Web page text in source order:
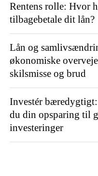
Rentens rolle: Hvor
tilbagebetale dit lån?
Lån og
økonomiske
skilsmisse og brud
Investér
du din opsparing til
investeringer